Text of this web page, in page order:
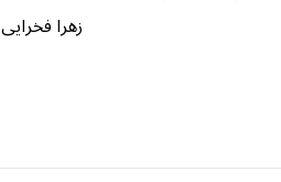
زهرا فخرایی